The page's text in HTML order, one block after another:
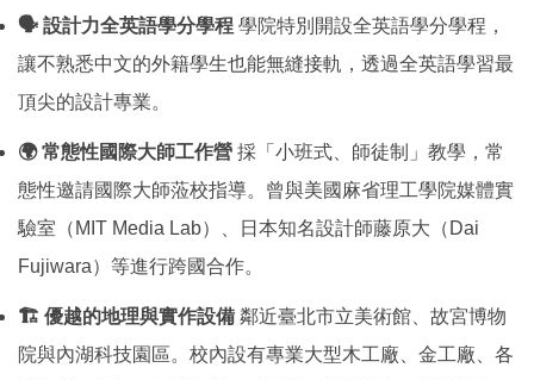
🗣️ 設計力全英語學分學程 學院特別開設全英語學分學程，
讓不熟悉中文的外籍學生也能無縫接軌，透過全英語學習最
頂尖的設計專業。
🌍 常態性國際大師工作營 採「小班式、師徒制」教學，常
態性邀請國際大師蒞校指導。曾與美國麻省理工學院媒體實
驗室（MIT Media Lab）、日本知名設計師藤原大（Dai
Fujiwara）等進行跨國合作。
🏗️ 優越的地理與實作設備 鄰近臺北市立美術館、故宮博物
院與內湖科技園區。校內設有專業大型木工廠、金工廠、各